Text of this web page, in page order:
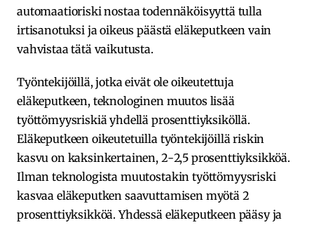
automaatioriski nostaa todennäköisyyttä tulla
irtisanotuksi ja oikeus päästä eläkeputkeen vain
vahvistaa tätä vaikutusta.
Työntekijöillä, jotka eivät ole oikeutettuja
eläkeputkeen, teknologinen muutos lisää
työttömyysriskiä yhdellä prosenttiyksiköllä.
Eläkeputkeen oikeutetuilla työntekijöillä riskin
kasvu on kaksinkertainen, 2-2,5 prosenttiyksikköä.
Ilman teknologista muutostakin työttömyysriski
kasvaa eläkeputken saavuttamisen myötä 2
prosenttiyksikköä. Yhdessä eläkeputkeen pääsy ja